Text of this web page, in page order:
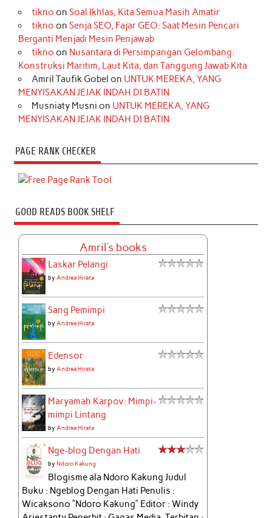
tikno on Soal Ikhlas, Kita Semua Masih Amatir
tikno on Senja SEO, Fajar GEO: Saat Mesin Pencari
Berganti Menjadi Mesin Penjawab
tikno on Nusantara di Persimpangan Gelombang:
Konstruksi Maritim, Laut Kita, dan Tanggung Jawab Kita
Amril Taufik Gobel on UNTUK MEREKA, YANG
MENYISAKAN JEJAK INDAH DI BATIN
Musniaty Musni on UNTUK MEREKA, YANG
MENYISAKAN JEJAK INDAH DI BATIN
PAGE RANK CHECKER
GOOD READS BOOK SHELF
Amril's books
Laskar Pelangi
byAndrea Hirata
Sang Pemimpi
byAndrea Hirata
Edensor
byAndrea Hirata
Maryamah Karpov: Mimpi-
mimpi Lintang
byAndrea Hirata
Nge-blog Dengan Hati
byNdoro Kakung
Blogisme ala Ndoro Kakung Judul
Buku : Ngeblog Dengan Hati Penulis :
Wicaksono “Ndoro Kakung” Editor : Windy